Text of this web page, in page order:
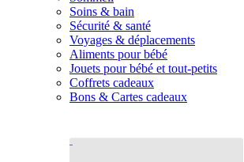
Soins & bain
Sécurité & santé
Voyages & déplacements
Aliments pour bébé
Jouets pour bébé et tout-petits
Coffrets cadeaux
Bons & Cartes cadeaux